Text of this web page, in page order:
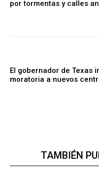
por tormentas y calles
El gobernador de Texas
moratoria a nuevos
TAMBIÉN